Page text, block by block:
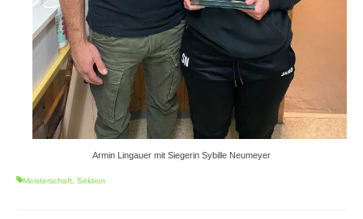
Armin Lingauer mit Siegerin Sybille Neumeyer
Meisterschaft, Sektion